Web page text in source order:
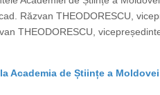
Răzvan THEODORESCU,
THEODORESCU,
Academia de Științe a Moldovei